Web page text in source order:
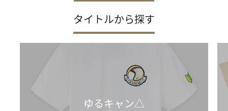
タイトルから探す
ゆるキャン△